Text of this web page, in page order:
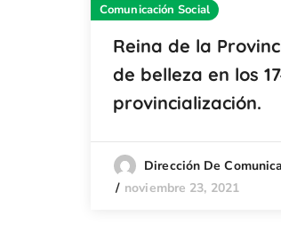
Comunicación Social
Reina de la
de belleza en los
provincialización.
Dirección De
noviembre 23, 2021